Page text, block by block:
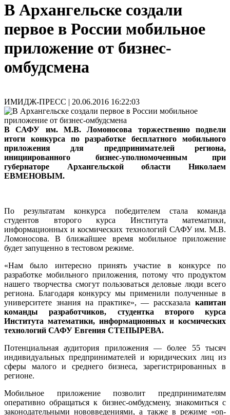
В Архангельске создали
первое в России мобильное
приложение от бизнес-
омбудсмена
ИМИДЖ-ПРЕСС | 20.06.2016 16:22:03
В САФУ им. М.В. Ломоносова торжественно подвели
итоги конкурса по разработке бесплатного мобильного
приложения для предпринимателей региона,
инициированного бизнес-уполномоченным при
губернаторе Архангельской области Николаем
ЕВМЕНОВЫМ.
По результатам конкурса победителем стала команда
студентов второго курса Института математики,
информационных и космических технологий САФУ им. М.В.
Ломоносова. В ближайшее время мобильное приложение
будет запущенно в тестовом режиме.
«Нам было интересно принять участие в конкурсе по
разработке мобильного приложения, потому что продуктом
нашего творчества смогут пользоваться деловые люди всего
региона. Благодаря конкурсу мы применили полученные в
университете знания на практике», — рассказала капитан
команды разработчиков, студентка второго курса
Института математики, информационных и космических
технологий САФУ Евгения СТЕПЫРЕВА.
Потенциальная аудитория приложения — более 55 тысяч
индивидуальных предпринимателей и юридических лиц из
сферы малого и среднего бизнеса, зарегистрированных в
регионе.
Мобильное приложение позволит предпринимателям
оперативно обращаться к бизнес-омбудсмену, знакомиться с
законодательными нововведениями, а также в режиме «on-